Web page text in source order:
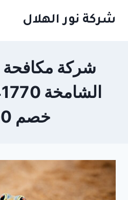
شركة نور الهلال
شركة
خصم 20%